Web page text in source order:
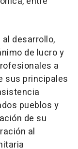
desarrollo,
de lucro y
a
sus principales
pueblos y
de su
al